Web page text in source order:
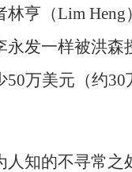
林亨（Lim
发一样被洪森
万美元（约30
人知的不寻常